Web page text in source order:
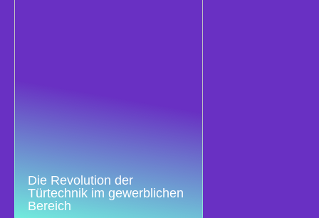
Die Revolution der
Türtechnik im gewerblichen
Bereich